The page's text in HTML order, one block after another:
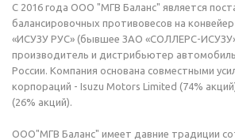
С 2016 года ООО "МГВ Баланс" является
балансировочных противовесов на
«ИСУЗУ РУС» (бывшее ЗАО «СОЛЛЕРС-
производитель и дистрибьютер
России. Компания основана совместными
корпораций - Isuzu Motors Limited (74%
(26% акций).
ООО"МГВ Баланс" имеет давние традиции